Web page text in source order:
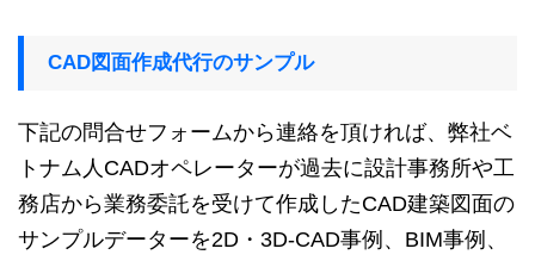
CAD図面作成代行のサンプル
下記の問合せフォームから連絡を頂ければ、弊社ベ
トナム人CADオペレーターが過去に設計事務所や工
務店から業務委託を受けて作成したCAD建築図面の
サンプルデーターを2D・3D-CAD事例、BIM事例、